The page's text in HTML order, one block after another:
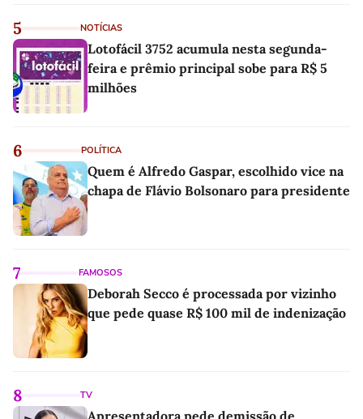
5 NOTÍCIAS
Lotofácil 3752 acumula nesta segunda-
feira e prêmio principal sobe para R$ 5
milhões
6 POLÍTICA
Quem é Alfredo Gaspar, escolhido vice na
chapa de Flávio Bolsonaro para presidente
7 FAMOSOS
Deborah Secco é processada por vizinho
que pede quase R$ 100 mil de indenização
8 TV
Apresentadora pede demissão de